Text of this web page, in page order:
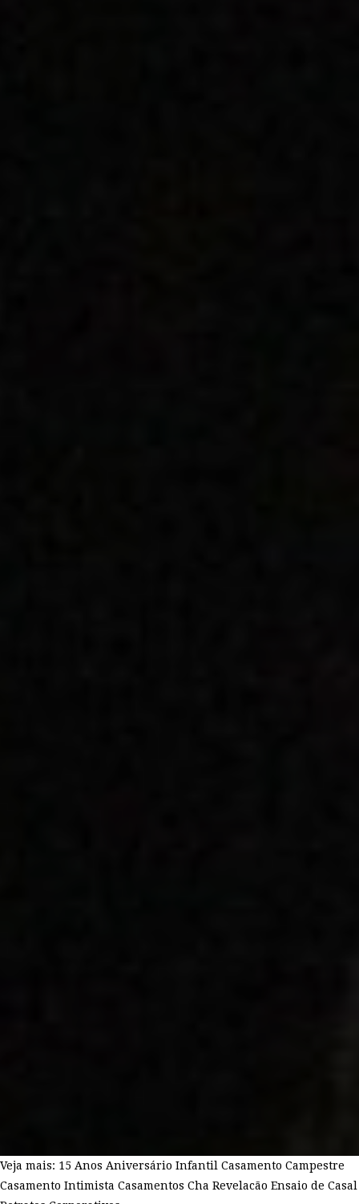
Veja mais: 15 Anos Aniversário Infantil Casamento Campestre
Casamento Intimista Casamentos Cha Revelacão Ensaio de Casal